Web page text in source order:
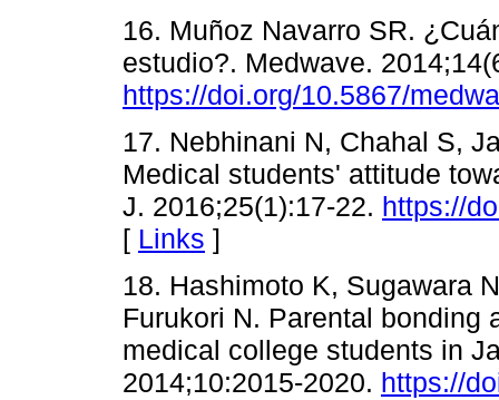
16. Muñoz Navarro SR.
estudio?. Medwave.
https://doi.org/10.5867/
17. Nebhinani N, Chahal S,
Medical students' attitude
J. 2016;25(1):17-22. https://
[ Links ]
18. Hashimoto K, Sugawara
Furukori N. Parental bonding
medical college students in
2014;10:2015-2020. https://